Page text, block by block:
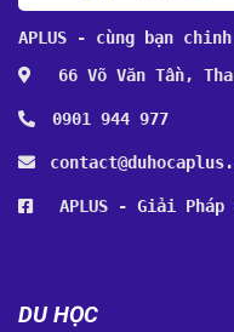
APLUS - cùng bạn
66 Võ Văn Tần,
0901 944 977
APLUS - Giải Pháp
DU HỌC